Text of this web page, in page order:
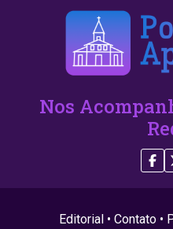
Nos
Editorial• Contato•